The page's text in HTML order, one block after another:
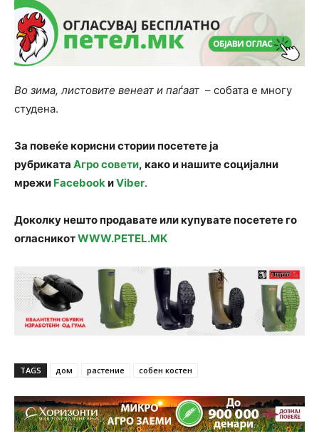
Во зима, листовите венеат и паѓаат – собата е многу
студена.
За повеќе корисни стории посетете ја
рубриката Агро совети, како и нашите социјални
мрежи Facebook иViber.
Доколку нешто продавате или купувате посетете го
огласникотWWW.PETEL.MK
TAGS дом растение собен костен